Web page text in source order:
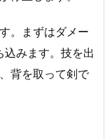
。まずはダメー
込みます。技を出
背を取って剣で